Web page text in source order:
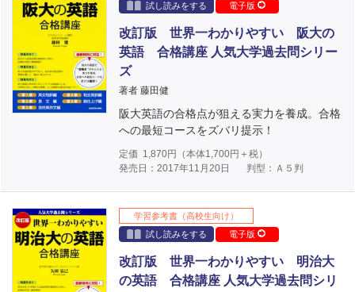
試し読みをする
電子版
改訂版 世界一わかりやすい 阪大の
英語 合格講座 人気大学過去問シリー
ズ
著者 藤田健
阪大英語の合格点が狙える実力を養成。合格
への最短コースをズバリ提示！
定価 1,870円（本体1,700円＋税）
発売日：2017年11月20日
判型：Ａ５判
学習参考書（高校生向け）
試し読みをする
電子版
改訂版 世界一わかりやすい 明治大
の英語 合格講座 人気大学過去問シリ